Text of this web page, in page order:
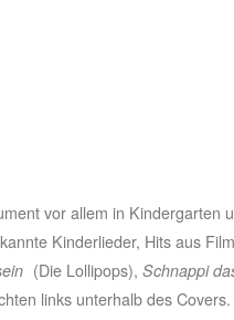
vor allem in Kindergarten
Kinderlieder, Hits aus
(Die Lollipops), Schnappi
links unterhalb des Covers.